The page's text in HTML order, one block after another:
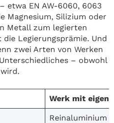
etwa EN AW-6060, 6063
Magnesium, Silizium oder
Metall zum legierten
Legierungsprämie. Und
zwei Arten von Werken
– obwohl
Werk mit
Reinaluminium